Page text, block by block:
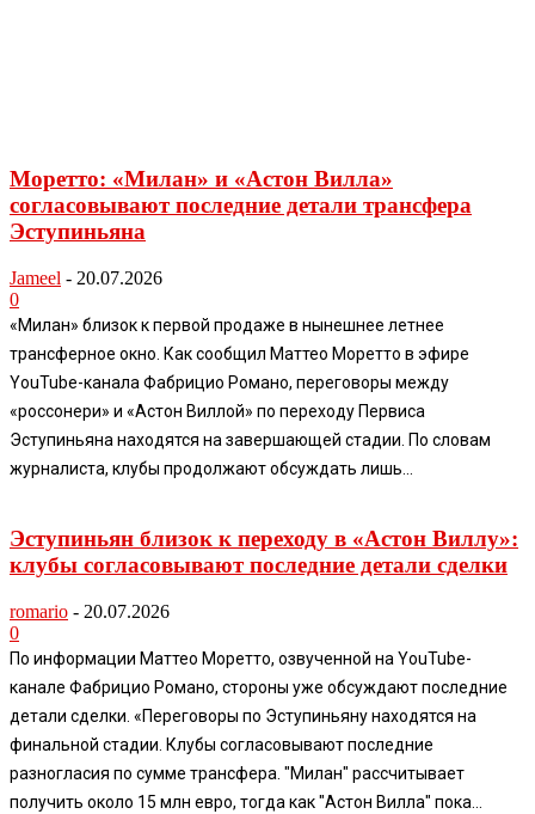
Моретто: «Милан» и «Астон Вилла»
согласовывают последние детали трансфера
Эступиньяна
Jameel - 20.07.2026
0
«Милан» близок к первой продаже в нынешнее летнее
трансферное окно. Как сообщил Маттео Моретто в эфире
YouTube-канала Фабрицио Романо, переговоры между
«россонери» и «Астон Виллой» по переходу Первиса
Эступиньяна находятся на завершающей стадии. По словам
журналиста, клубы продолжают обсуждать лишь...
Эступиньян близок к переходу в «Астон Виллу»:
клубы согласовывают последние детали сделки
romario - 20.07.2026
0
По информации Маттео Моретто, озвученной на YouTube-
канале Фабрицио Романо, стороны уже обсуждают последние
детали сделки. «Переговоры по Эступиньяну находятся на
финальной стадии. Клубы согласовывают последние
разногласия по сумме трансфера. "Милан" рассчитывает
получить около 15 млн евро, тогда как "Астон Вилла" пока...